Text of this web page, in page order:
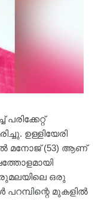
ഉള്ളിയേരി
മനോജ് (53) ആണ്
ഒരു
മുകളിൽ